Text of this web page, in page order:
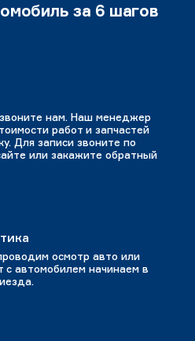
за 6 шагов
нам. Наш менеджер
работ и запчастей
Для записи звоните по
или закажите обратный
осмотр авто или
с автомобилем начинаем в